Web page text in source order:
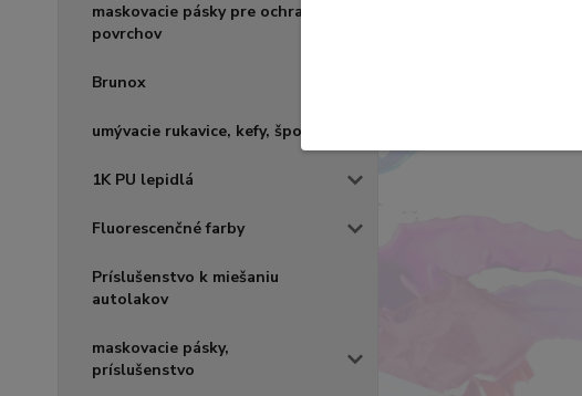
maskovacie pásky pre ochranu
povrchov
Brunox
umývacie rukavice, kefy, špongie
1K PU lepidlá
Fluorescenčné farby
Príslušenstvo k miešaniu
autolakov
maskovacie pásky,
príslušenstvo